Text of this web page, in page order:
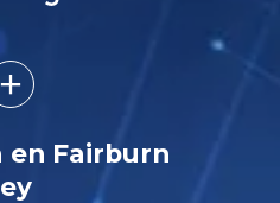
en Fairburn